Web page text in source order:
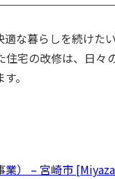
な暮らしを続けた
宅の改修は、日
。
業） – 宮崎市